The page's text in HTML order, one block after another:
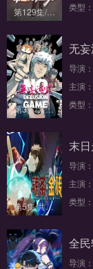
第129集/共129集
类型：
第3集/共10集
无
导演：
主演：
类型：
第5集/共10集
末
导演：
主演：
类型：
全
导演：